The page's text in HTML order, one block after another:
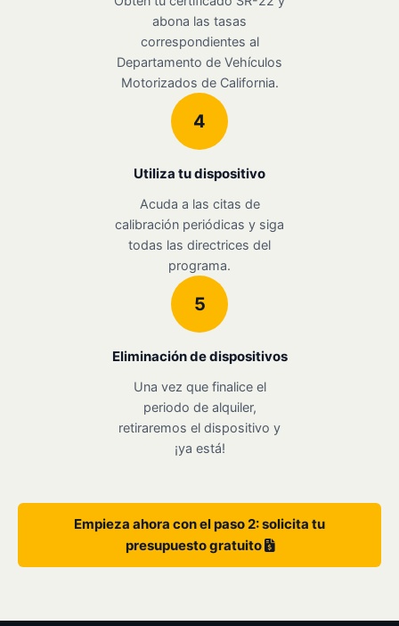
abona las tasas
correspondientes al
Departamento de Vehículos
Motorizados de California.
4
Utiliza tu dispositivo
Acuda a las citas de
calibración periódicas y siga
todas las directrices del
programa.
5
Eliminación de dispositivos
Una vez que finalice el
periodo de alquiler,
retiraremos el dispositivo y
¡ya está!
Empieza ahora con el paso 2: solicita tu
presupuesto gratuito